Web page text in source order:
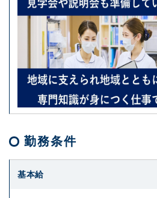
勤務条件
基本給